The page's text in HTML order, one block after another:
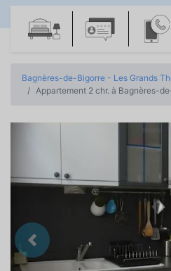
Bagnères-de-Bigorre - Les Grands
Appartement 2 chr. à Bagnères-
Précedent